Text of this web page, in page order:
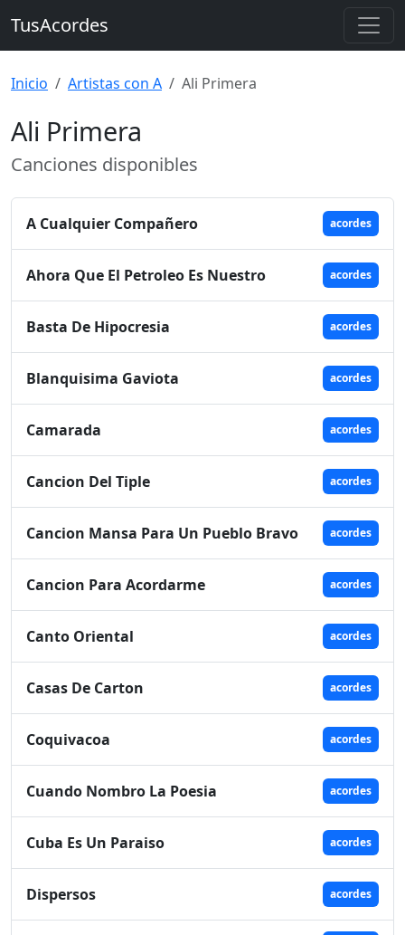
TusAcordes
Inicio Artistas con A Ali Primera
Ali Primera
Canciones disponibles
A Cualquier Compañero acordes
Ahora Que El Petroleo Es Nuestro acordes
Basta De Hipocresia acordes
Blanquisima Gaviota acordes
Camarada acordes
Cancion Del Tiple acordes
Cancion Mansa Para Un Pueblo Bravo acordes
Cancion Para Acordarme acordes
Canto Oriental acordes
Casas De Carton acordes
Coquivacoa acordes
Cuando Nombro La Poesia acordes
Cuba Es Un Paraiso acordes
Dispersos acordes